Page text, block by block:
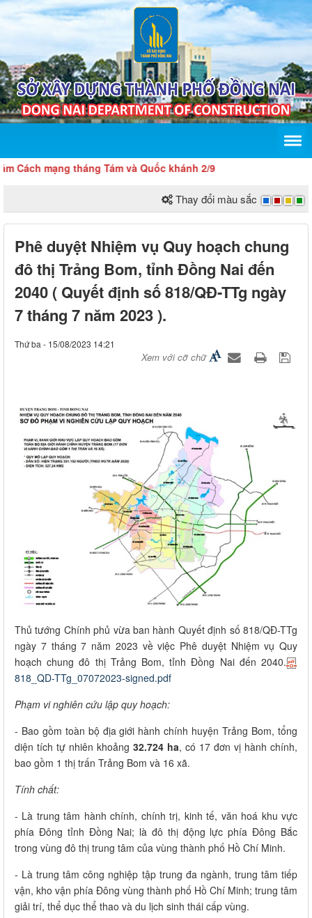
mạng tháng Tám và Quốc khánh 2/9
Thay đổi màu sắc
Phê duyệt Nhiệm vụ Quy hoạch chung
đô thị Trảng Bom, tỉnh Đồng Nai đến
2040 ( Quyết định số 818/QĐ-TTg ngày
7 tháng 7 năm 2023 ).
Thứ ba - 15/08/2023 14:21
Xem với cỡ chữ
Thủ tướng Chính phủ vừa ban hành Quyết định số 818/QĐ-TTg
ngày 7 tháng 7 năm 2023 về việc Phê duyệt Nhiệm vụ Quy
hoạch chung đô thị Trảng Bom, tỉnh Đồng Nai đến 2040.
818_QD-TTg_07072023-signed.pdf
Phạm vi nghiên cứu lập quy hoạch:
- Bao gồm toàn bộ địa giới hành chính huyện Trảng Bom, tổng
diện tích tự nhiên khoảng 32.724 ha, có 17 đơn vị hành chính,
bao gồm 1 thị trấn Trảng Bom và 16 xã.
Tính chất:
- Là trung tâm hành chính, chính trị, kinh tế, văn hoá khu vực
phía Đông tỉnh Đồng Nai; là đô thị động lực phía Đông Bắc
trong vùng đô thị trung tâm của vùng thành phố Hồ Chí Minh.
- Là trung tâm công nghiệp tập trung đa ngành, trung tâm tiếp
vận, kho vận phía Đông vùng thành phố Hồ Chí Minh; trung tâm
giải trí, thể dục thể thao và du lịch sinh thái cấp vùng.